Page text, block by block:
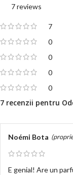
7 reviews
7
0
0
0
0
7 recenzii pentru
Noémi Bota
E genial! Are un